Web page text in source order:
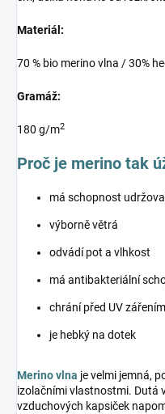
Materiál:
70 % bio merino vlna / 30%
Gramáž:
180 g/m2
Proč je merino tak
má schopnost
výborně větrá
odvádí pot a vlhkost
má antibakteriální
chrání před UV zářením
je hebký na dotek
Merino vlna je velmi jemná,
izolačními vlastnostmi. Dutá
vzduchových kapsiček